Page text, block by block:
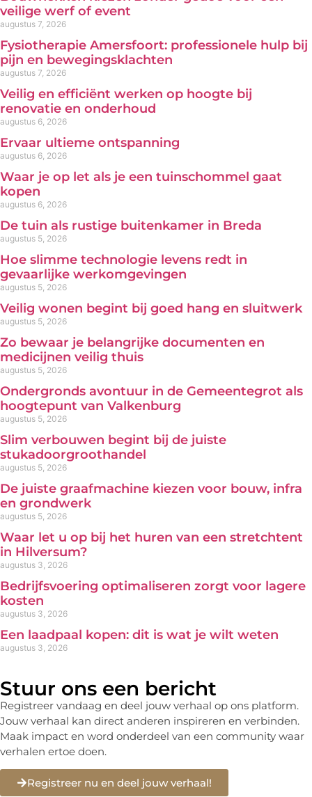
veilige werf of event
augustus 7, 2026
Fysiotherapie Amersfoort: professionele hulp bij
pijn en bewegingsklachten
augustus 7, 2026
Veilig en efficiënt werken op hoogte bij
renovatie en onderhoud
augustus 6, 2026
Ervaar ultieme ontspanning
augustus 6, 2026
Waar je op let als je een tuinschommel gaat
kopen
augustus 6, 2026
De tuin als rustige buitenkamer in Breda
augustus 5, 2026
Hoe slimme technologie levens redt in
gevaarlijke werkomgevingen
augustus 5, 2026
Veilig wonen begint bij goed hang en sluitwerk
augustus 5, 2026
Zo bewaar je belangrijke documenten en
medicijnen veilig thuis
augustus 5, 2026
Ondergronds avontuur in de Gemeentegrot als
hoogtepunt van Valkenburg
augustus 5, 2026
Slim verbouwen begint bij de juiste
stukadoorgroothandel
augustus 5, 2026
De juiste graafmachine kiezen voor bouw, infra
en grondwerk
augustus 5, 2026
Waar let u op bij het huren van een stretchtent
in Hilversum?
augustus 3, 2026
Bedrijfsvoering optimaliseren zorgt voor lagere
kosten
augustus 3, 2026
Een laadpaal kopen: dit is wat je wilt weten
augustus 3, 2026
Stuur ons een bericht
Registreer vandaag en deel jouw verhaal op ons platform.
Jouw verhaal kan direct anderen inspireren en verbinden.
Maak impact en word onderdeel van een community waar
verhalen ertoe doen.
Registreer nu en deel jouw verhaal!